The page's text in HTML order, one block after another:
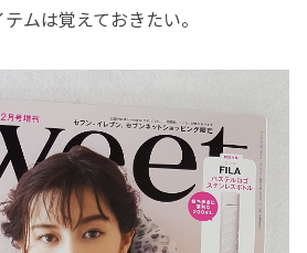
ムは覚えておきたい。